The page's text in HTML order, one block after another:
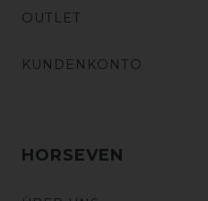
OUTLET
KUNDENKONTO
HORSEVEN